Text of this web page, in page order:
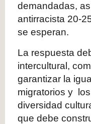
demandadas,
antirracista 20-
se esperan.
La respuesta
intercultural,
garantizar la
migratorios y
diversidad
que debe